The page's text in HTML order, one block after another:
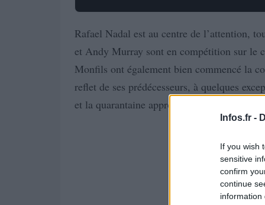
Infos.fr -
If you wish
sensitive
confirm
continue
information
Rafael Nadal est au centre de l’attention,
et Andy Murray sont en compétition sur le
Monfils ont également bien commencé la
reflet de ses prédécesseurs, à quelques
et la quarantaine approche pour les quatre